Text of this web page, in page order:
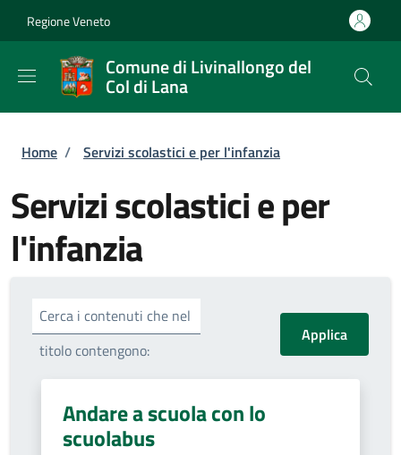
Regione Veneto
Comune di Livinallongo del
Col di Lana
Briciole di pane
Home / Servizi scolastici e per l'infanzia
Servizi scolastici e per
l'infanzia
Cerca i contenuti che nel
titolo contengono:
Andare a scuola con lo
scuolabus